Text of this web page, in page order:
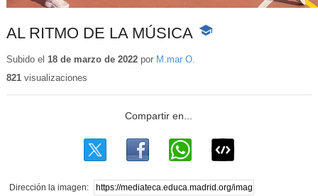
AL RITMO DE LA MÚSICA -
Subido el 18 de marzo de 2022por M.mar O.
821visualizaciones
Dirección la imagen: